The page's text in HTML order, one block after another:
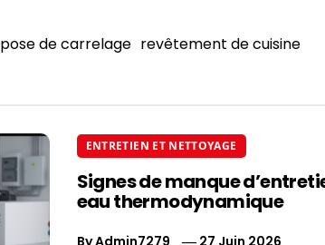
pose de carrelage revêtement de cuisine
ENTRETIEN ET NETTOYAGE
Signes de manque
eau thermodynamique